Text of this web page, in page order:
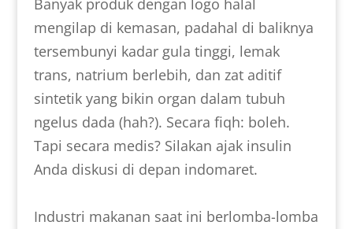
mengilap di kemasan, padahal di baliknya
tersembunyi kadar gula tinggi, lemak
trans, natrium berlebih, dan zat aditif
sintetik yang bikin organ dalam tubuh
ngelus dada (hah?). Secara fiqh: boleh.
Tapi secara medis? Silakan ajak insulin
Anda diskusi di depan indomaret.
Industri makanan saat ini berlomba-lomba